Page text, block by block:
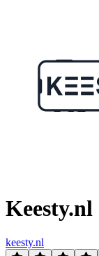
Keesty.nl
keesty.nl